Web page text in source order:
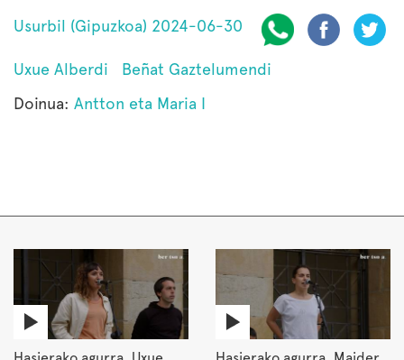
Usurbil (Gipuzkoa) 2024-06-30
Uxue Alberdi
Beñat Gaztelumendi
Doinua: Antton eta Maria I